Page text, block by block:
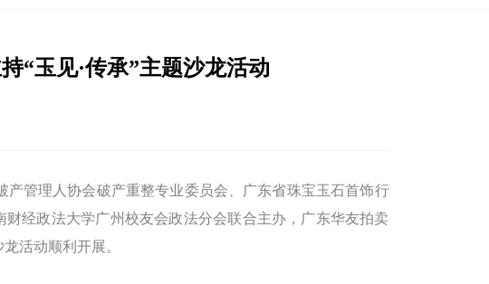
“玉见·传承”主题沙龙活动
产管理人协会破产重整专业委员会、广东省珠宝玉石首饰行
经政法大学广州校友会政法分会联合主办，广东华友拍卖
活动顺利开展。